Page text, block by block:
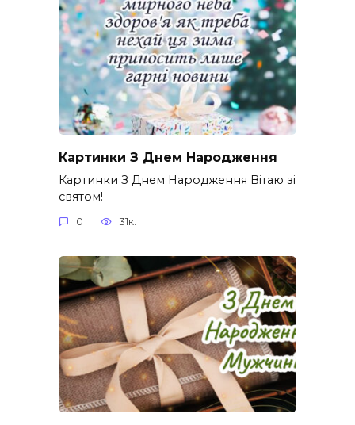
Картинки З Днем Народження
Картинки З Днем Народження Вітаю зі
святом!
0 31к.